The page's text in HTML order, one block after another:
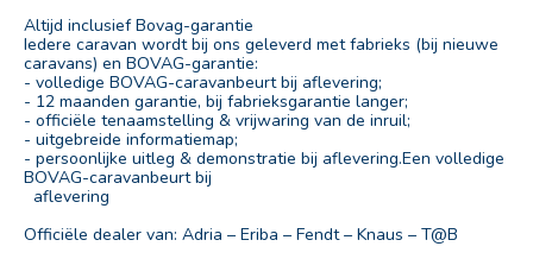
Altijd inclusief Bovag-garantie
Iedere caravan wordt bij ons geleverd met fabrieks (bij nieuwe
caravans) en BOVAG-garantie:
- volledige BOVAG-caravanbeurt bij aflevering;
- 12 maanden garantie, bij fabrieksgarantie langer;
- officiële tenaamstelling & vrijwaring van de inruil;
- uitgebreide informatiemap;
- persoonlijke uitleg & demonstratie bij aflevering.Een volledige
BOVAG-caravanbeurt bij
aflevering
Officiële dealer van: Adria – Eriba – Fendt – Knaus – T@B